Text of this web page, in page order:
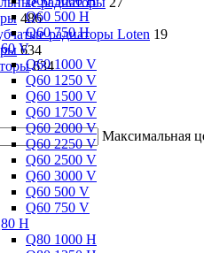
Q60 500 H
Q60 750 H
V
Q60 1000 V
Q60 1250 V
Q60 1500 V
Q60 1750 V
Q60 2000 V
Q60 2250 V
Q60 2500 V
Q60 3000 V
Q60 500 V
Q60 750 V
H
Q80 1000 H
486
радиаторы Loten 19
634
634
Максимальная